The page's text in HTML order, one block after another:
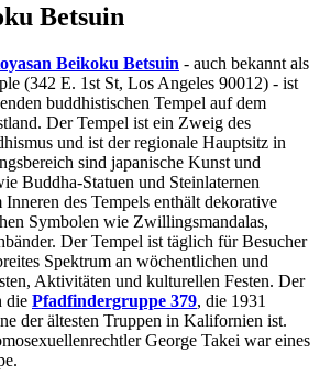
Betsuin
Beikoku Betsuin - auch bekannt als
(342 E. 1st St, Los Angeles 90012) - ist
buddhistischen Tempel auf dem
Der Tempel ist ein Zweig des
und ist der regionale Hauptsitz in
sind japanische Kunst und
Buddha-Statuen und Steinlaternen
des Tempels enthält dekorative
Symbolen wie Zwillingsmandalas,
Der Tempel ist täglich für Besucher
Spektrum an wöchentlichen und
Aktivitäten und kulturellen Festen. Der
die Pfadfindergruppe 379, die 1931
der ältesten Truppen in Kalifornien ist.
George Takei war eines